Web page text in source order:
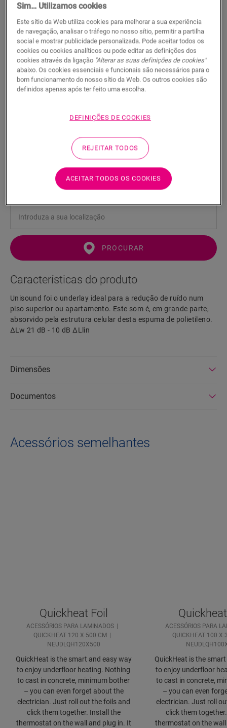
Manta Unisound
ACESSÓRIOS PARA LAMINADOS
UNISOUND UNDERLAY
QSUDLDRUCO15
Para o seu pavimento laminado
Protege a junta de encaixe
Proteção contra a humidade ascendente
Compatível com piso radiante
Cria uma base nivelada
Instalação fácil
PROCURAR
Características do produto
Unisound foi o underlay ideal para a redução de ruído num
piso superior ou apartamento. Este som é, em grande parte,
absorvido pela estrutura celular desta espuma de polietileno.
ΔLw 21 dB - 10 dB ΔLlin
Dimensões
Documentos
Acessórios semelhantes
Quickheat Foil
ACESSÓRIOS PARA LAMINADOS
QUICKHEAT 120 X 500 CM
NEUDLQH120X500
QuickHeat is the smart and easy way
to enjoy underfloor heating. Nothing
to cast in concrete, minimum bother
– you can even forget about the
electrician. Just roll out the foils and
click them together. Install the
thermostat on the wall and plug in. It
ACESSÓRIOS PARA
QUICKHEAT 100 X
QuickHeat is the
to enjoy underfloor
to cast in concrete,
– you can even
electrician. Just roll
click them
thermostat on the
Sim… Utilizamos cookies
Este sítio da Web utiliza cookies para melhorar a sua experiência
de navegação, analisar o tráfego no nosso sítio, permitir a partilha
social e mostrar publicidade personalizada. Pode aceitar todos os
cookies ou cookies analíticos ou pode editar as definições dos
cookies através da ligação "Alterar as suas definições de cookies"
abaixo. Os cookies essenciais e funcionais são necessários para o
bom funcionamento do nosso sítio da Web. Os outros cookies são
definidos apenas após ter feito uma escolha.
DEFINIÇÕES DE COOKIES
REJEITAR TODOS
ACEITAR TODOS OS COOKIES